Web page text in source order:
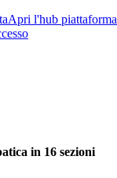
Apri l'hub piattaforma
in 16 sezioni